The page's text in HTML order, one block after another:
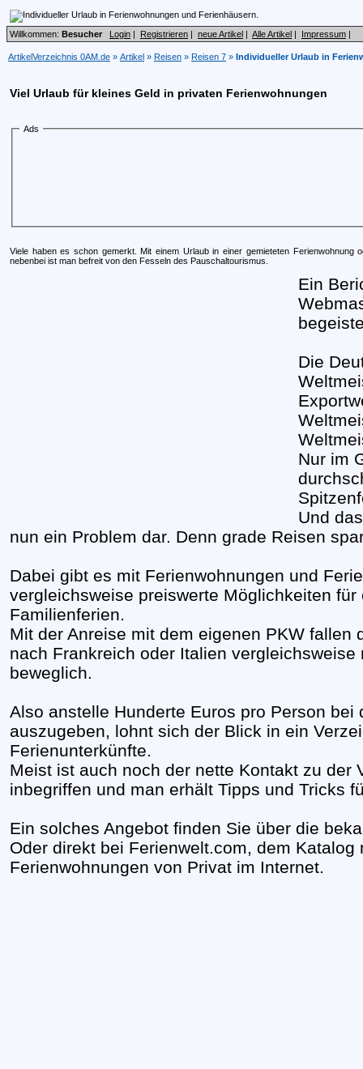
Willkommen: Besucher Login | Registrieren | neue Artikel | Alle Artikel | Impressum |
ArtikelVerzeichnis 0AM.de » Artikel » Reisen » Reisen 7 » Individueller Urlaub in
Viel Urlaub für kleines Geld in privaten Ferienwohnungen
Ads
Viele haben es schon gemerkt. Mit einem Urlaub in einer gemieteten
nebenbei ist man befreit von den Fesseln des Pauschaltourismus.
Ein
Die
Nur im
Und
nun ein Problem dar. Denn grade Reisen
Dabei gibt es mit Ferienwohnungen und
vergleichsweise preiswerte Möglichkeiten
Familienferien.
Mit der Anreise mit dem eigenen PKW fallen
nach Frankreich oder Italien
beweglich.
Also anstelle Hunderte Euros pro Person bei
auszugeben, lohnt sich der Blick in ein
Ferienunterkünfte.
Meist ist auch noch der nette Kontakt zu der
inbegriffen und man erhält Tipps und Tricks
Ein solches Angebot finden Sie über die
Oder direkt bei Ferienwelt.com, dem Katalog
Ferienwohnungen von Privat im Internet.